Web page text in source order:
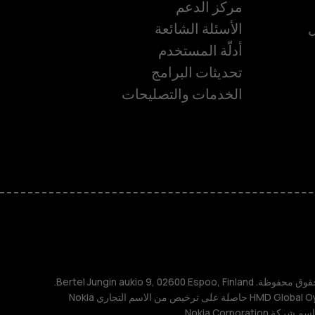
مركز الدعم
الأسئلة الشائعة
أدلّة المستخدم
تحديثات البرامج
الخدمات والتصليحات
TM و © 2026 HMD Global. جميع الحقوق محفوظة. Bertel Jungin aukio 9, 02600 Espoo, Finland.
مُعرِّف الشركة: 2724044-2. شركة HMD Global Oy حاصلة على ترخيص من الاسم التجاري Nokia